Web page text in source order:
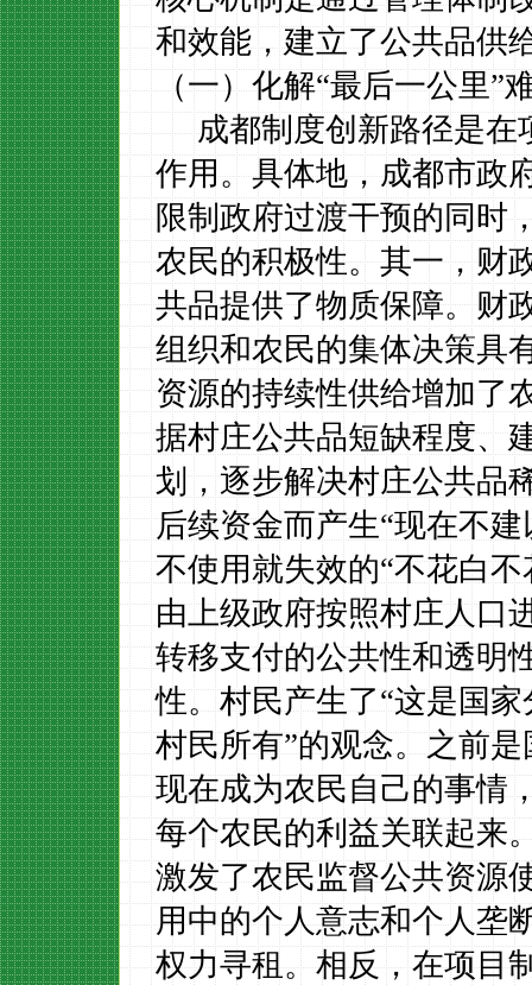
和效能，建立了公共品供
（一）化解“最后一公里”
成都制度创新路径是
作用。具体地，成都市政
限制政府过渡干预的同时
农民的积极性。其一，财
共品提供了物质保障。财
组织和农民的集体决策具
资源的持续性供给增加了
据村庄公共品短缺程度、
划，逐步解决村庄公共品
后续资金而产生“现在不
不使用就失效的“不花白
由上级政府按照村庄人口
转移支付的公共性和透明
性。村民产生了“这是国
村民所有”的观念。之前
现在成为农民自己的事情
每个农民的利益关联起来
激发了农民监督公共资源
用中的个人意志和个人垄
权力寻租。相反，在项目